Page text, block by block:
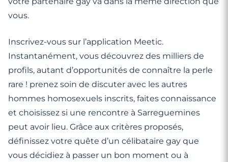
vous.
Inscrivez-vous sur l’application Meetic.
Instantanément, vous découvrez des milliers de
profils, autant d’opportunités de connaître la perle
rare ! prenez soin de discuter avec les autres
hommes homosexuels inscrits, faites connaissance
et choisissez si une rencontre à Sarreguemines
peut avoir lieu. Grâce aux critères proposés,
définissez votre quête d’un célibataire gay que
vous décidiez à passer un bon moment ou à